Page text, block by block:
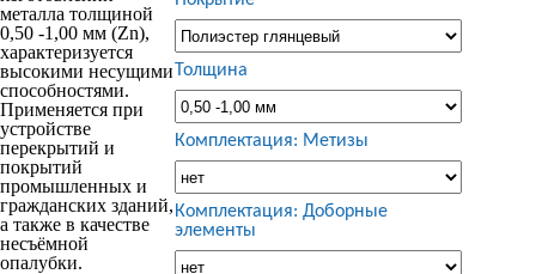
Толщина
Комплектация: Метизы
Комплектация: Доборные
элементы
металла толщиной
0,50 -1,00 мм (Zn),
характеризуется
высокими несущими
способностями.
Применяется при
устройстве
перекрытий и
покрытий
промышленных и
гражданских зданий,
а также в качестве
несъёмной
опалубки.